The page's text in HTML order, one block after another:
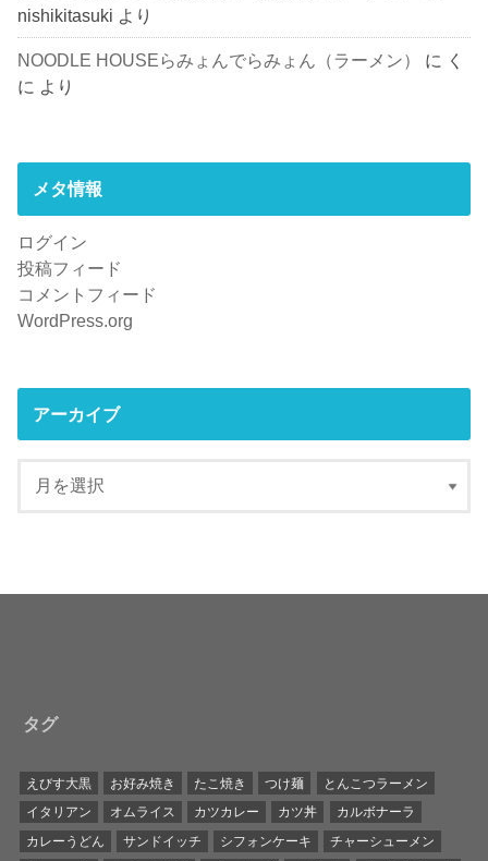
nishikitasuki より
NOODLE HOUSEらみょんでらみょん（ラーメン） に く
に より
メタ情報
ログイン
投稿フィード
コメントフィード
WordPress.org
アーカイブ
タグ
えびす大黒 お好み焼き たこ焼き つけ麺
とんこつラーメン
イタリアン
オムライス カツカレー カツ丼
カルボナーラ
カレーうどん
サンドイッチ シフォンケーキ
チャーシューメン